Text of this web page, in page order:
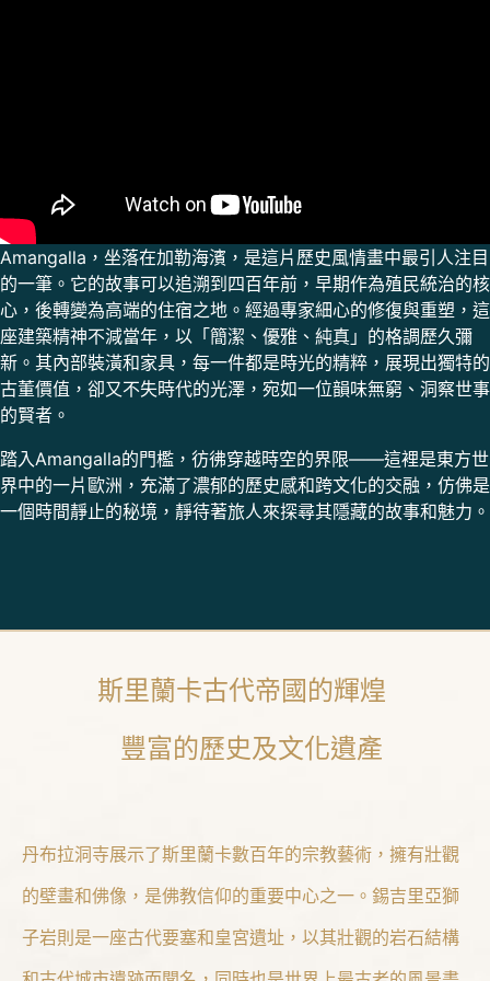
Amangalla，坐落在加勒海濱，是這片歷史風情畫中最引人注目
的一筆。它的故事可以追溯到四百年前，早期作為殖民統治的核
心，後轉變為高端的住宿之地。經過專家細心的修復與重塑，這
座建築精神不減當年，以「簡潔、優雅、純真」的格調歷久彌
新。其內部裝潢和家具，每一件都是時光的精粹，展現出獨特的
古董價值，卻又不失時代的光澤，宛如一位韻味無窮、洞察世事
的賢者。
踏入Amangalla的門檻，彷彿穿越時空的界限——這裡是東方世
界中的一片歐洲，充滿了濃郁的歷史感和跨文化的交融，仿佛是
一個時間靜止的秘境，靜待著旅人來探尋其隱藏的故事和魅力。
斯里蘭卡古代帝國的輝煌
豐富的歷史及文化遺產
丹布拉洞寺展示了斯里蘭卡數百年的宗教藝術，擁有壯觀
的壁畫和佛像，是佛教信仰的重要中心之一。錫吉里亞獅
子岩則是一座古代要塞和皇宮遺址，以其壯觀的岩石結構